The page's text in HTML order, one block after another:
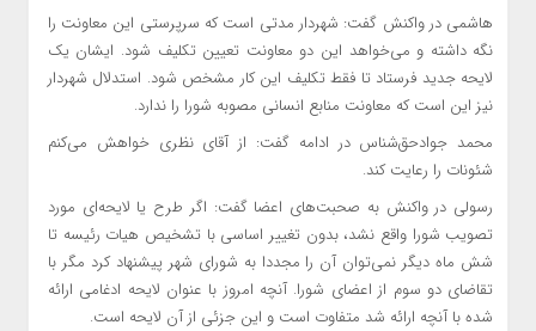
هاشمی در واکنش گفت: شهردار مدتی است که سرپرستی این معاونت را
نگه داشته و می‌خواهد این دو معاونت تعیین تکلیف شود. ایشان یک
لایحه جدید فرستاد تا فقط تکلیف این کار مشخص شود. استدلال شهردار
نیز این است که معاونت منابع انسانی مصوبه شورا را ندارد.
محمد جوادحق‌شناس در ادامه گفت: از آقای نظری خواهش می‌کنم
شئونات را رعایت کند.
رسولی در واکنش به صحبت‌های اعضا گفت: اگر طرح یا لایحه‌ای مورد
تصویب شورا واقع نشد، بدون تغییر اساسی با تشخیص هیات رئیسه تا
شش ماه دیگر نمی‌توان آن را مجددا به شورای شهر پیشنهاد کرد مگر با
تقاضای دو سوم از اعضای شورا. آنچه امروز با عنوان لایحه ادغامی ارائه
شده با آنچه ارائه شد متفاوت است و این جزئی از آن لایحه است.